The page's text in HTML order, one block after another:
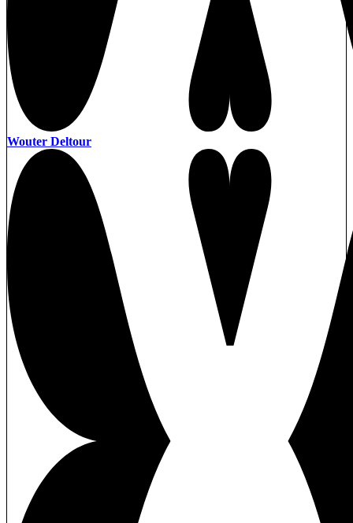
Wouter Deltour